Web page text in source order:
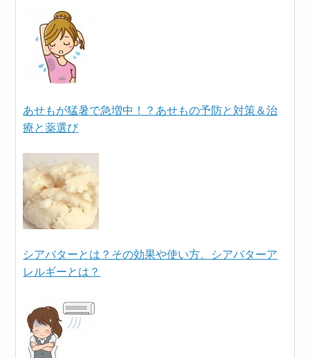
あせもが猛暑で急増中！？あせもの予防と対策＆治
療と薬選び
シアバターとは？その効果や使い方。シアバターア
レルギーとは？